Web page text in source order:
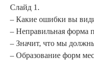
Слайд 1.
– Какие ошибки вы
– Неправильная форма
– Значит, что мы
– Образование форм